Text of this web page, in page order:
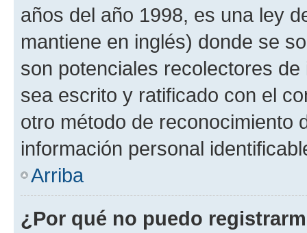
años del año 1998, es una ley
mantiene en inglés) donde se
son potenciales recolectores
sea escrito y ratificado con el
otro método de reconocimiento
información personal
Arriba
¿Por qué no puedo